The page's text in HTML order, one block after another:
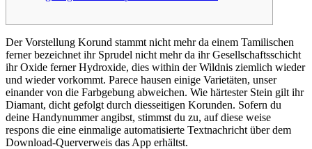
Der Vorstellung Korund stammt nicht mehr da einem Tamilischen
ferner bezeichnet ihr Sprudel nicht mehr da ihr Gesellschaftsschicht
ihr Oxide ferner Hydroxide, dies within der Wildnis ziemlich wieder
und wieder vorkommt. Parece hausen einige Varietäten, unser
einander von die Farbgebung abweichen. Wie härtester Stein gilt ihr
Diamant, dicht gefolgt durch diesseitigen Korunden. Sofern du
deine Handynummer angibst, stimmst du zu, auf diese weise
respons die eine einmalige automatisierte Textnachricht über dem
Download-Querverweis das App erhältst.